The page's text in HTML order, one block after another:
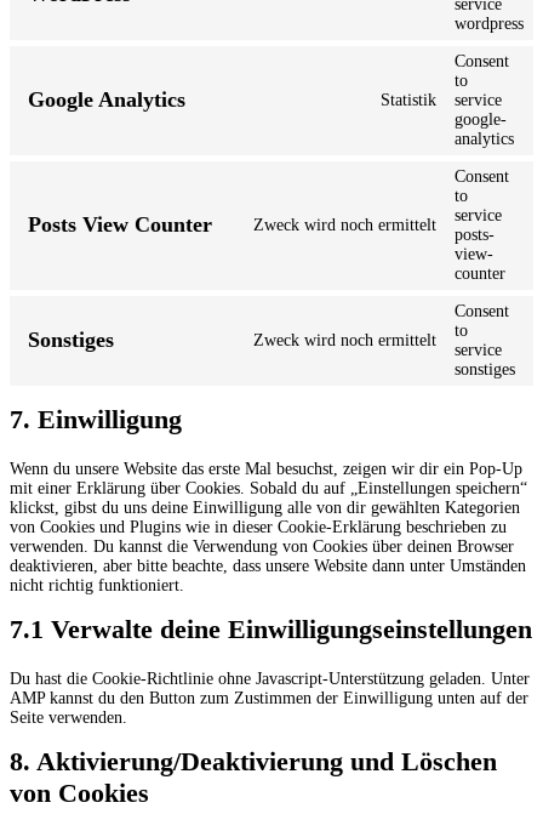
service
wordpress
Google Analytics Statistik
Consent
to
service
google-
analytics
Posts View Counter Zweck wird noch ermittelt
Consent
to
service
posts-
view-
counter
Sonstiges Zweck wird noch ermittelt
Consent
to
service
sonstiges
7. Einwilligung
Wenn du unsere Website das erste Mal besuchst, zeigen wir dir ein Pop-Up
mit einer Erklärung über Cookies. Sobald du auf „Einstellungen speichern“
klickst, gibst du uns deine Einwilligung alle von dir gewählten Kategorien
von Cookies und Plugins wie in dieser Cookie-Erklärung beschrieben zu
verwenden. Du kannst die Verwendung von Cookies über deinen Browser
deaktivieren, aber bitte beachte, dass unsere Website dann unter Umständen
nicht richtig funktioniert.
7.1 Verwalte deine Einwilligungseinstellungen
Du hast die Cookie-Richtlinie ohne Javascript-Unterstützung geladen. Unter
AMP kannst du den Button zum Zustimmen der Einwilligung unten auf der
Seite verwenden.
8. Aktivierung/Deaktivierung und Löschen
von Cookies